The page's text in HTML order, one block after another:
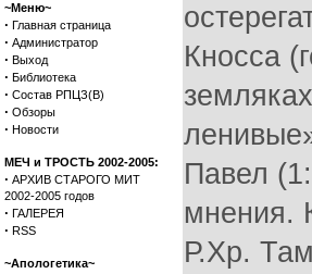
~Меню~
· Главная страница
· Администратор
· Выход
· Библиотека
· Состав РПЦЗ(В)
· Обзоры
· Новости
МЕЧ и ТРОСТЬ 2002-2005:
· АРХИВ СТАРОГО МИТ
2002-2005 годов
· ГАЛЕРЕЯ
· RSS
~Апологетика~
Кносса
Павел
мнения.
Р.Хр.